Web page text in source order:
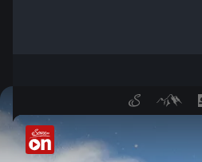
Rot-weiß-rote